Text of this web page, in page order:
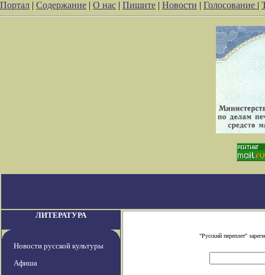
Портал | Содержание | О нас | Пишите | Новости | Голосование |
ЛИТЕРАТУРА
Новости русской культуры
Афиша
"Русский переплет"